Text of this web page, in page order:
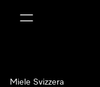
Miele Svizzera